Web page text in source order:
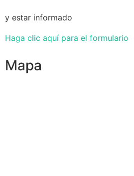
y estar informado
Haga clic aquí para el formulario
Mapa